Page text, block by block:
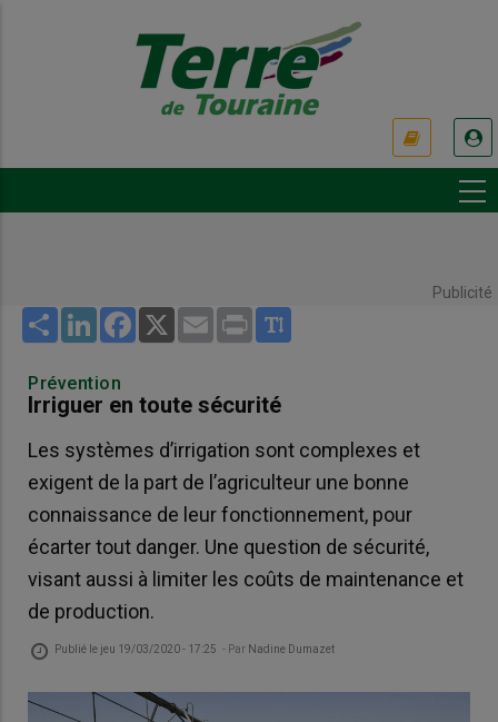
Publicité
Share LinkedInFacebook
X Email Print
Prévention
Irriguer en toute sécurité
Les systèmes d’irrigation sont complexes et
exigent de la part de l’agriculteur une bonne
connaissance de leur fonctionnement, pour
écarter tout danger. Une question de sécurité,
visant aussi à limiter les coûts de maintenance et
de production.
Publié le jeu 19/03/2020 - 17:25 - Par Nadine Dumazet